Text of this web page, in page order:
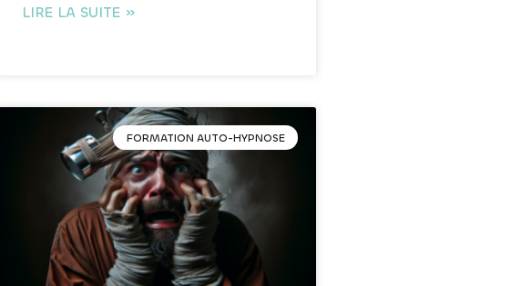
LIRE LA SUITE »
FORMATION AUTO-HYPNOSE